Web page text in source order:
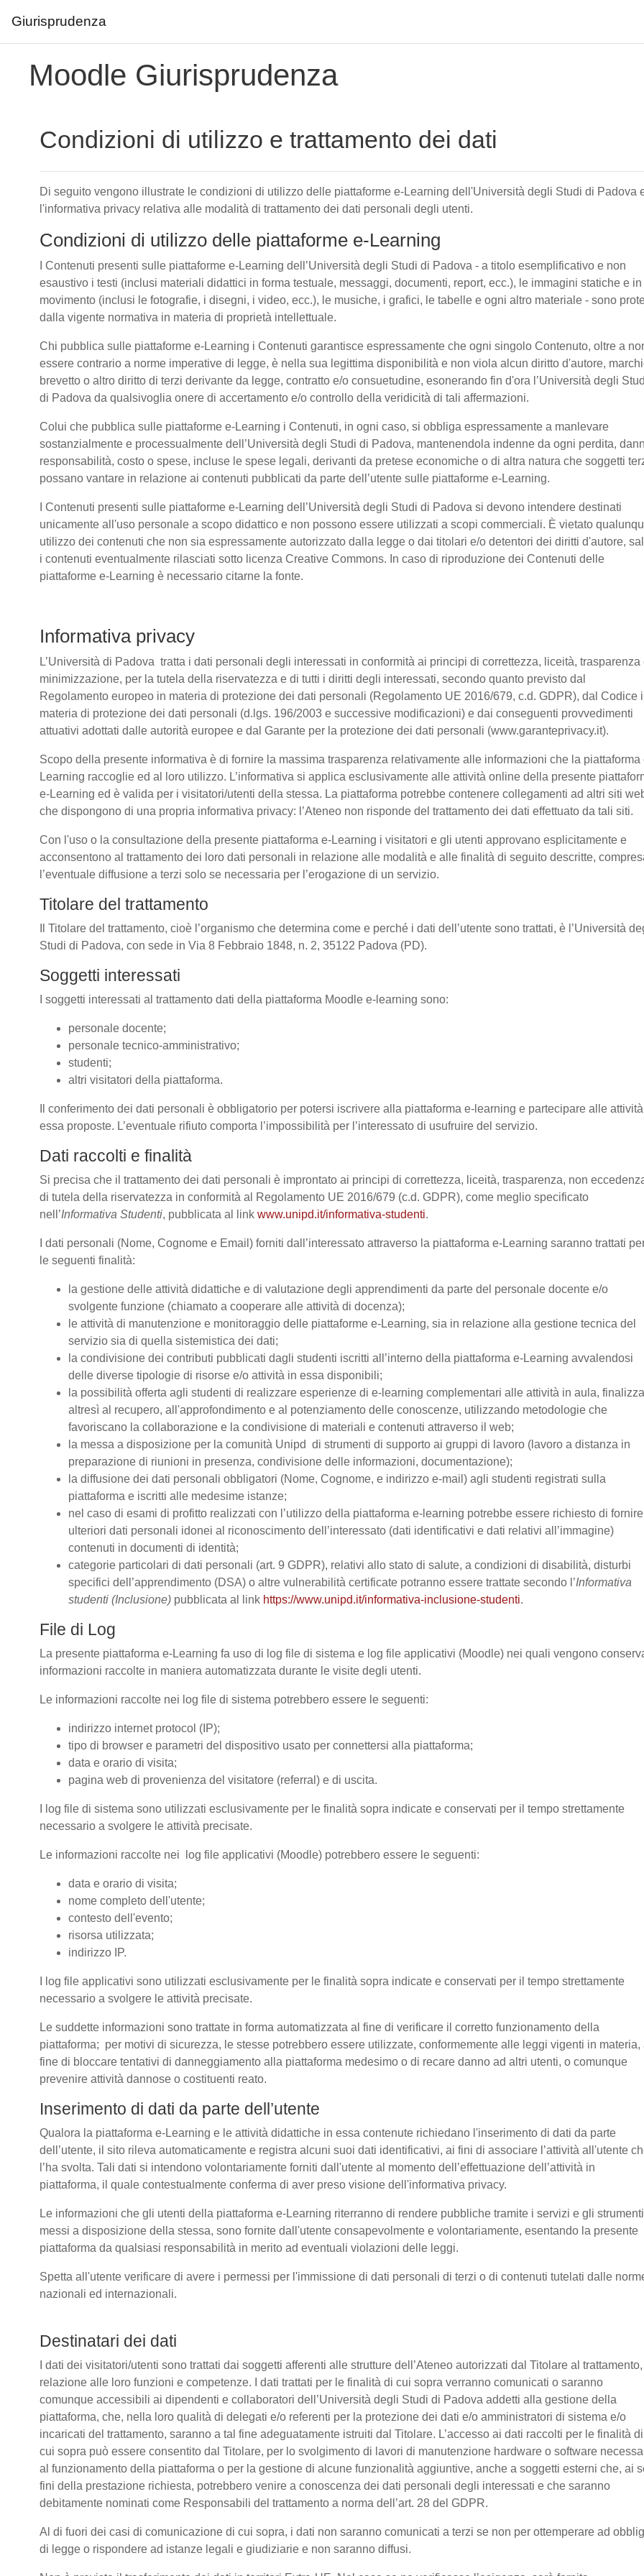
Giurisprudenza
Moodle Giurisprudenza
Condizioni di utilizzo e trattamento dei dati
Di seguito vengono illustrate le condizioni di utilizzo delle piattaforme e-Learning dell'Università degli Studi di Padova
l'informativa privacy relativa alle modalità di trattamento dei dati personali degli utenti.
Condizioni di utilizzo delle piattaforme e-Learning
I Contenuti presenti sulle piattaforme e-Learning dell’Università degli Studi di Padova - a titolo esemplificativo e non
esaustivo i testi (inclusi materiali didattici in forma testuale, messaggi, documenti, report, ecc.), le immagini statiche e in
movimento (inclusi le fotografie, i disegni, i video, ecc.), le musiche, i grafici, le tabelle e ogni altro materiale - sono
dalla vigente normativa in materia di proprietà intellettuale.
Chi pubblica sulle piattaforme e-Learning i Contenuti garantisce espressamente che ogni singolo Contenuto, oltre a
essere contrario a norme imperative di legge, è nella sua legittima disponibilità e non viola alcun diritto d'autore,
brevetto o altro diritto di terzi derivante da legge, contratto e/o consuetudine, esonerando fin d'ora l’Università degli
di Padova da qualsivoglia onere di accertamento e/o controllo della veridicità di tali affermazioni.
Colui che pubblica sulle piattaforme e-Learning i Contenuti, in ogni caso, si obbliga espressamente a manlevare
sostanzialmente e processualmente dell’Università degli Studi di Padova, mantenendola indenne da ogni perdita,
responsabilità, costo o spese, incluse le spese legali, derivanti da pretese economiche o di altra natura che soggetti
possano vantare in relazione ai contenuti pubblicati da parte dell’utente sulle piattaforme e-Learning.
I Contenuti presenti sulle piattaforme e-Learning dell’Università degli Studi di Padova si devono intendere destinati
unicamente all'uso personale a scopo didattico e non possono essere utilizzati a scopi commerciali. È vietato
utilizzo dei contenuti che non sia espressamente autorizzato dalla legge o dai titolari e/o detentori dei diritti d'autore,
i contenuti eventualmente rilasciati sotto licenza Creative Commons. In caso di riproduzione dei Contenuti delle
piattaforme e-Learning è necessario citarne la fonte.
Informativa privacy
L’Università di Padova tratta i dati personali degli interessati in conformità ai principi di correttezza, liceità, trasparenza
minimizzazione, per la tutela della riservatezza e di tutti i diritti degli interessati, secondo quanto previsto dal
Regolamento europeo in materia di protezione dei dati personali (Regolamento UE 2016/679, c.d. GDPR), dal Codice
materia di protezione dei dati personali (d.lgs. 196/2003 e successive modificazioni) e dai conseguenti provvedimenti
attuativi adottati dalle autorità europee e dal Garante per la protezione dei dati personali (www.garanteprivacy.it).
Scopo della presente informativa è di fornire la massima trasparenza relativamente alle informazioni che la piattaforma
Learning raccoglie ed al loro utilizzo. L’informativa si applica esclusivamente alle attività online della presente
e-Learning ed è valida per i visitatori/utenti della stessa. La piattaforma potrebbe contenere collegamenti ad altri siti
che dispongono di una propria informativa privacy: l’Ateneo non risponde del trattamento dei dati effettuato da tali siti.
Con l'uso o la consultazione della presente piattaforma e-Learning i visitatori e gli utenti approvano esplicitamente e
acconsentono al trattamento dei loro dati personali in relazione alle modalità e alle finalità di seguito descritte,
l’eventuale diffusione a terzi solo se necessaria per l’erogazione di un servizio.
Titolare del trattamento
Il Titolare del trattamento, cioè l’organismo che determina come e perché i dati dell’utente sono trattati, è l’Università
Studi di Padova, con sede in Via 8 Febbraio 1848, n. 2, 35122 Padova (PD).
Soggetti interessati
I soggetti interessati al trattamento dati della piattaforma Moodle e-learning sono:
personale docente;
personale tecnico-amministrativo;
studenti;
altri visitatori della piattaforma.
Il conferimento dei dati personali è obbligatorio per potersi iscrivere alla piattaforma e-learning e partecipare alle
essa proposte. L’eventuale rifiuto comporta l’impossibilità per l’interessato di usufruire del servizio.
Dati raccolti e finalità
Si precisa che il trattamento dei dati personali è improntato ai principi di correttezza, liceità, trasparenza, non
di tutela della riservatezza in conformità al Regolamento UE 2016/679 (c.d. GDPR), come meglio specificato
nell’Informativa Studenti, pubblicata al link www.unipd.it/informativa-studenti.
I dati personali (Nome, Cognome e Email) forniti dall’interessato attraverso la piattaforma e-Learning saranno trattati
le seguenti finalità:
la gestione delle attività didattiche e di valutazione degli apprendimenti da parte del personale docente e/o
svolgente funzione (chiamato a cooperare alle attività di docenza);
le attività di manutenzione e monitoraggio delle piattaforme e-Learning, sia in relazione alla gestione tecnica del
servizio sia di quella sistemistica dei dati;
la condivisione dei contributi pubblicati dagli studenti iscritti all’interno della piattaforma e-Learning avvalendosi
delle diverse tipologie di risorse e/o attività in essa disponibili;
la possibilità offerta agli studenti di realizzare esperienze di e-learning complementari alle attività in aula,
altresì al recupero, all'approfondimento e al potenziamento delle conoscenze, utilizzando metodologie che
favoriscano la collaborazione e la condivisione di materiali e contenuti attraverso il web;
la messa a disposizione per la comunità Unipd di strumenti di supporto ai gruppi di lavoro (lavoro a distanza in
preparazione di riunioni in presenza, condivisione delle informazioni, documentazione);
la diffusione dei dati personali obbligatori (Nome, Cognome, e indirizzo e-mail) agli studenti registrati sulla
piattaforma e iscritti alle medesime istanze;
nel caso di esami di profitto realizzati con l’utilizzo della piattaforma e-learning potrebbe essere richiesto di fornire
ulteriori dati personali idonei al riconoscimento dell’interessato (dati identificativi e dati relativi all’immagine)
contenuti in documenti di identità;
categorie particolari di dati personali (art. 9 GDPR), relativi allo stato di salute, a condizioni di disabilità, disturbi
specifici dell’apprendimento (DSA) o altre vulnerabilità certificate potranno essere trattate secondo l’Informativa
studenti (Inclusione) pubblicata al link https://www.unipd.it/informativa-inclusione-studenti.
File di Log
La presente piattaforma e-Learning fa uso di log file di sistema e log file applicativi (Moodle) nei quali vengono
informazioni raccolte in maniera automatizzata durante le visite degli utenti.
Le informazioni raccolte nei log file di sistema potrebbero essere le seguenti:
indirizzo internet protocol (IP);
tipo di browser e parametri del dispositivo usato per connettersi alla piattaforma;
data e orario di visita;
pagina web di provenienza del visitatore (referral) e di uscita.
I log file di sistema sono utilizzati esclusivamente per le finalità sopra indicate e conservati per il tempo strettamente
necessario a svolgere le attività precisate.
Le informazioni raccolte nei log file applicativi (Moodle) potrebbero essere le seguenti:
data e orario di visita;
nome completo dell'utente;
contesto dell'evento;
risorsa utilizzata;
indirizzo IP.
I log file applicativi sono utilizzati esclusivamente per le finalità sopra indicate e conservati per il tempo strettamente
necessario a svolgere le attività precisate.
Le suddette informazioni sono trattate in forma automatizzata al fine di verificare il corretto funzionamento della
piattaforma; per motivi di sicurezza, le stesse potrebbero essere utilizzate, conformemente alle leggi vigenti in materia,
fine di bloccare tentativi di danneggiamento alla piattaforma medesimo o di recare danno ad altri utenti, o comunque
prevenire attività dannose o costituenti reato.
Inserimento di dati da parte dell’utente
Qualora la piattaforma e-Learning e le attività didattiche in essa contenute richiedano l'inserimento di dati da parte
dell’utente, il sito rileva automaticamente e registra alcuni suoi dati identificativi, ai fini di associare l’attività all'utente
l’ha svolta. Tali dati si intendono volontariamente forniti dall'utente al momento dell’effettuazione dell’attività in
piattaforma, il quale contestualmente conferma di aver preso visione dell'informativa privacy.
Le informazioni che gli utenti della piattaforma e-Learning riterranno di rendere pubbliche tramite i servizi e gli strumenti
messi a disposizione della stessa, sono fornite dall'utente consapevolmente e volontariamente, esentando la presente
piattaforma da qualsiasi responsabilità in merito ad eventuali violazioni delle leggi.
Spetta all'utente verificare di avere i permessi per l'immissione di dati personali di terzi o di contenuti tutelati dalle
nazionali ed internazionali.
Destinatari dei dati
I dati dei visitatori/utenti sono trattati dai soggetti afferenti alle strutture dell’Ateneo autorizzati dal Titolare al
relazione alle loro funzioni e competenze. I dati trattati per le finalità di cui sopra verranno comunicati o saranno
comunque accessibili ai dipendenti e collaboratori dell’Università degli Studi di Padova addetti alla gestione della
piattaforma, che, nella loro qualità di delegati e/o referenti per la protezione dei dati e/o amministratori di sistema e/o
incaricati del trattamento, saranno a tal fine adeguatamente istruiti dal Titolare. L’accesso ai dati raccolti per le finalità di
cui sopra può essere consentito dal Titolare, per lo svolgimento di lavori di manutenzione hardware o software
al funzionamento della piattaforma o per la gestione di alcune funzionalità aggiuntive, anche a soggetti esterni che, ai
fini della prestazione richiesta, potrebbero venire a conoscenza dei dati personali degli interessati e che saranno
debitamente nominati come Responsabili del trattamento a norma dell’art. 28 del GDPR.
Al di fuori dei casi di comunicazione di cui sopra, i dati non saranno comunicati a terzi se non per ottemperare ad
di legge o rispondere ad istanze legali e giudiziarie e non saranno diffusi.